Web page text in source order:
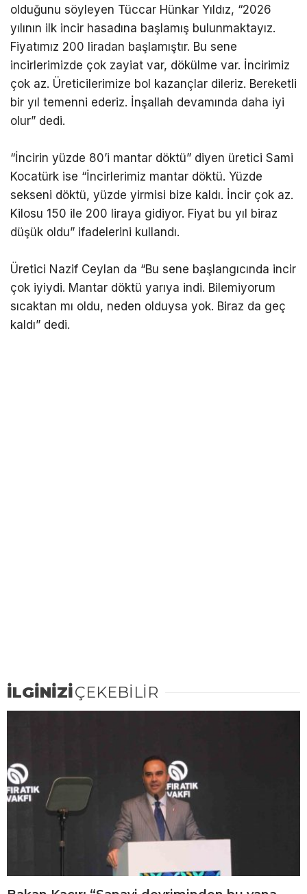
olduğunu söyleyen Tüccar Hünkar Yıldız, “2026
yılının ilk incir hasadına başlamış bulunmaktayız.
Fiyatımız 200 liradan başlamıştır. Bu sene
incirlerimizde çok zayiat var, dökülme var. İncirimiz
çok az. Üreticilerimize bol kazançlar dileriz. Bereketli
bir yıl temenni ederiz. İnşallah devamında daha iyi
olur” dedi.
“İncirin yüzde 80’i mantar döktü” diyen üretici Sami
Kocatürk ise “İncirlerimiz mantar döktü. Yüzde
sekseni döktü, yüzde yirmisi bize kaldı. İncir çok az.
Kilosu 150 ile 200 liraya gidiyor. Fiyat bu yıl biraz
düşük oldu” ifadelerini kullandı.
Üretici Nazif Ceylan da “Bu sene başlangıcında incir
çok iyiydi. Mantar döktü yarıya indi. Bilemiyorum
sıcaktan mı oldu, neden olduysa yok. Biraz da geç
kaldı” dedi.
İLGİNİZİÇEKEBİLİR